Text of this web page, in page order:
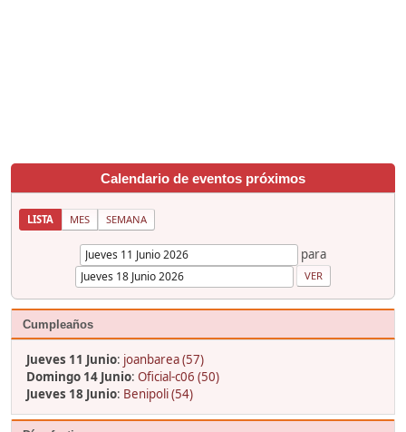
Calendario de eventos próximos
LISTA MES SEMANA
para
Cumpleaños
Jueves 11 Junio: joanbarea (57)
Domingo 14 Junio: Oficial-c06 (50)
Jueves 18 Junio: Benipoli (54)